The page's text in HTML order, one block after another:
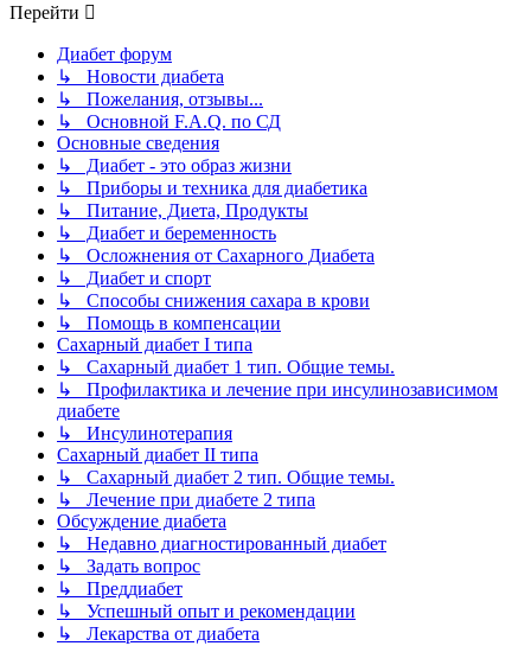
Перейти
Диабет форум
↳ Новости диабета
↳ Пожелания, отзывы...
↳ Основной F.A.Q. по СД
Основные сведения
↳ Диабет - это образ жизни
↳ Приборы и техника для диабетика
↳ Питание, Диета, Продукты
↳ Диабет и беременность
↳ Осложнения от Сахарного Диабета
↳ Диабет и спорт
↳ Способы снижения сахара в крови
↳ Помощь в компенсации
Сахарный диабет I типа
↳ Сахарный диабет 1 тип. Общие темы.
↳ Профилактика и лечение при инсулинозависимом
диабете
↳ Инсулинотерапия
Сахарный диабет II типа
↳ Сахарный диабет 2 тип. Общие темы.
↳ Лечение при диабете 2 типа
Обсуждение диабета
↳ Недавно диагностированный диабет
↳ Задать вопрос
↳ Преддиабет
↳ Успешный опыт и рекомендации
↳ Лекарства от диабета